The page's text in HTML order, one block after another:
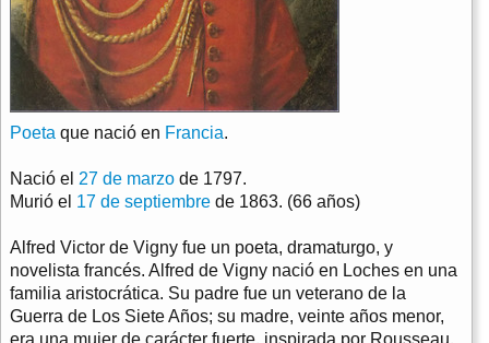
Poeta que nació en Francia.
Nació el 27 de marzo de 1797.
Murió el 17 de septiembre de 1863. (66 años)
Alfred Victor de Vigny fue un poeta, dramaturgo, y
novelista francés. Alfred de Vigny nació en Loches en una
familia aristocrática. Su padre fue un veterano de la
Guerra de Los Siete Años; su madre, veinte años menor,